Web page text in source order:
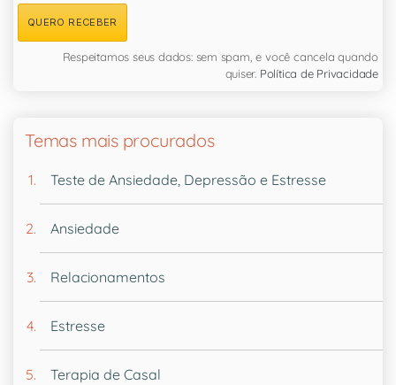
QUERO RECEBER
Respeitamos seus dados: sem spam, e você cancela quando
quiser. Política de Privacidade
Temas mais procurados
Teste de Ansiedade, Depressão e Estresse
Ansiedade
Relacionamentos
Estresse
Terapia de Casal